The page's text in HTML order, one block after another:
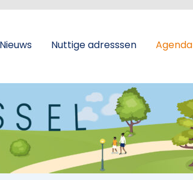
Nieuws Nuttige adresssen Agenda